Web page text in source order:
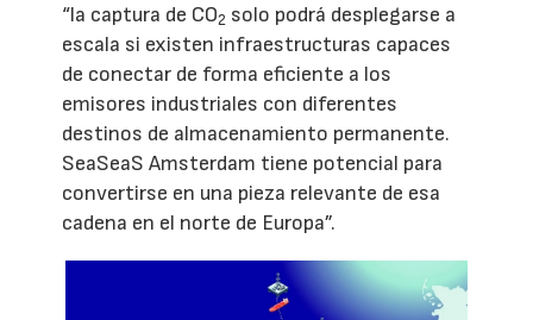
“la captura de CO2 solo podrá desplegarse a
escala si existen infraestructuras capaces
de conectar de forma eficiente a los
emisores industriales con diferentes
destinos de almacenamiento permanente.
SeaSeaS Amsterdam tiene potencial para
convertirse en una pieza relevante de esa
cadena en el norte de Europa”.